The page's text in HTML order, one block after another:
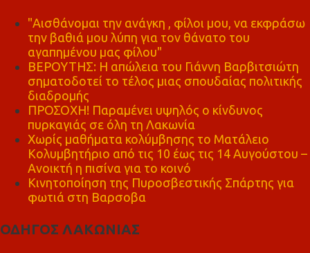
"Αισθάνομαι την ανάγκη , φίλοι μου, να εκφράσω
την βαθιά μου λύπη για τον θάνατο του
αγαπημένου μας φίλου"
ΒΕΡΟΥΤΗΣ: Η απώλεια του Γιάννη Βαρβιτσιώτη
σηματοδοτεί το τέλος μιας σπουδαίας πολιτικής
διαδρομής
ΠΡΟΣΟΧΗ! Παραμένει υψηλός ο κίνδυνος
πυρκαγιάς σε όλη τη Λακωνία
Χωρίς μαθήματα κολύμβησης το Ματάλειο
Κολυμβητήριο από τις 10 έως τις 14 Αυγούστου –
Ανοικτή η πισίνα για το κοινό
Κινητοποίηση της Πυροσβεστικής Σπάρτης για
φωτιά στη Βαρσοβα
ΟΔΗΓΟΣ ΛΑΚΩΝΙΑΣ